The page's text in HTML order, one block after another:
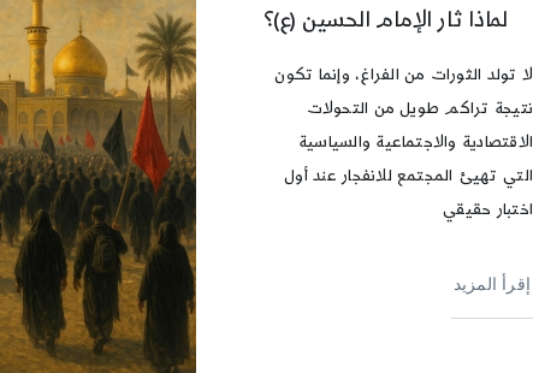
لماذا ثار الإمام الحسين (ع)؟
لا تولد الثورات من الفراغ، وإنما تكون
نتيجة تراكم طويل من التحولات
الاقتصادية والاجتماعية والسياسية
التي تهيئ المجتمع للانفجار عند أول
اختبار حقيقي
إقرأ المزيد